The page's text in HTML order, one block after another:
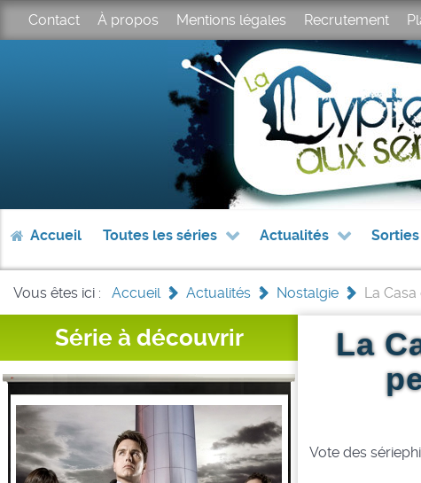
Contact À propos Mentions légales Recrutement
Accueil Toutes les séries Actualités
Vous êtes ici : Accueil > Actualités > Nostalgie > La
Série à découvrir
La
Vote des